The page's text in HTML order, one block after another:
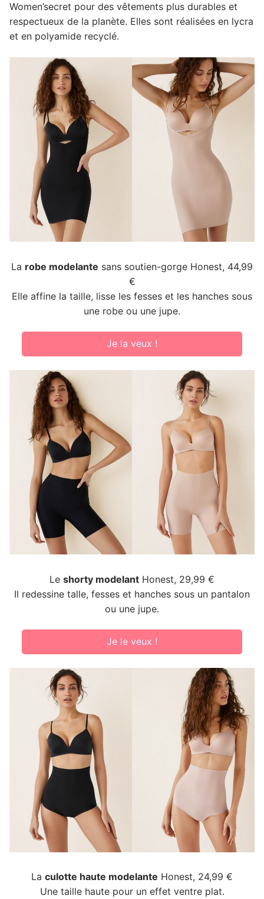
Women’secret pour des vêtements plus durables et
respectueux de la planète. Elles sont réalisées en lycra
et en polyamide recyclé.
La robe modelante sans soutien-gorge Honest, 44,99
€
Elle affine la taille, lisse les fesses et les hanches sous
une robe ou une jupe.
Je la veux !
Le shorty modelant Honest, 29,99 €
Il redessine talle, fesses et hanches sous un pantalon
ou une jupe.
Je le veux !
La culotte haute modelante Honest, 24,99 €
Une taille haute pour un effet ventre plat.